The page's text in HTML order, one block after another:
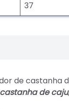
37
de castanha
de caju